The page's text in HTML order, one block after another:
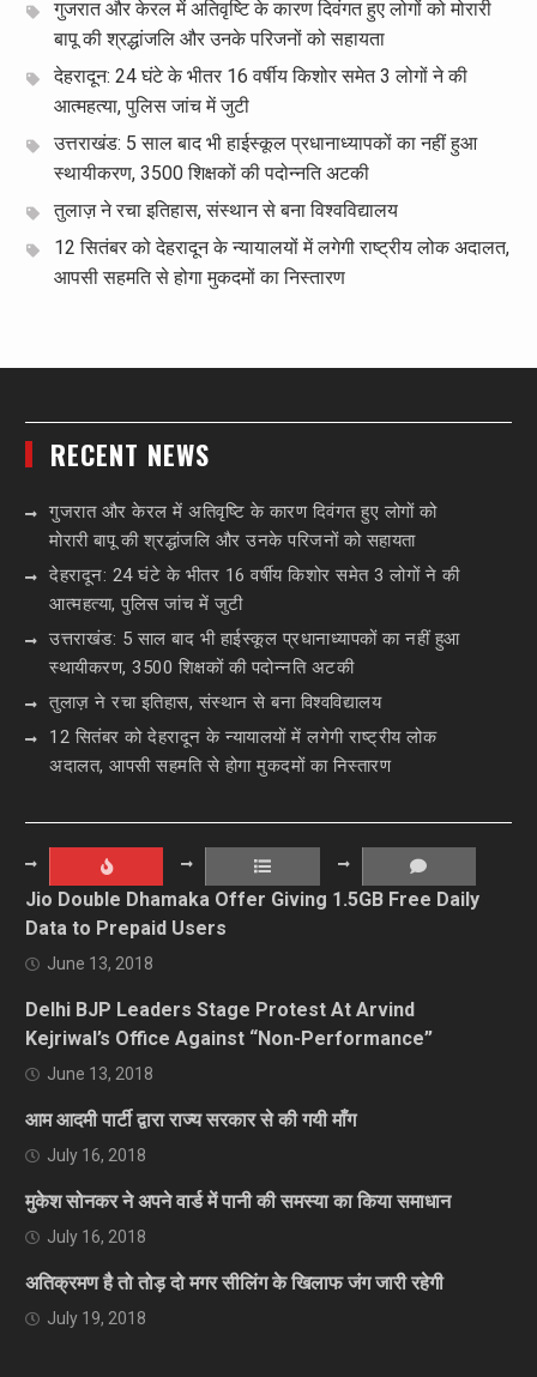
गुजरात और केरल में अतिवृष्टि के कारण दिवंगत हुए लोगों को मोरारी
बापू की श्रद्धांजलि और उनके परिजनों को सहायता
देहरादून: 24 घंटे के भीतर 16 वर्षीय किशोर समेत 3 लोगों ने की
आत्महत्या, पुलिस जांच में जुटी
उत्तराखंड: 5 साल बाद भी हाईस्कूल प्रधानाध्यापकों का नहीं हुआ
स्थायीकरण, 3500 शिक्षकों की पदोन्नति अटकी
तुलाज़ ने रचा इतिहास, संस्थान से बना विश्वविद्यालय
12 सितंबर को देहरादून के न्यायालयों में लगेगी राष्ट्रीय लोक अदालत,
आपसी सहमति से होगा मुकदमों का निस्तारण
RECENT NEWS
गुजरात और केरल में अतिवृष्टि के कारण दिवंगत हुए लोगों को
मोरारी बापू की श्रद्धांजलि और उनके परिजनों को सहायता
देहरादून: 24 घंटे के भीतर 16 वर्षीय किशोर समेत 3 लोगों ने की
आत्महत्या, पुलिस जांच में जुटी
उत्तराखंड: 5 साल बाद भी हाईस्कूल प्रधानाध्यापकों का नहीं हुआ
स्थायीकरण, 3500 शिक्षकों की पदोन्नति अटकी
तुलाज़ ने रचा इतिहास, संस्थान से बना विश्वविद्यालय
12 सितंबर को देहरादून के न्यायालयों में लगेगी राष्ट्रीय लोक
अदालत, आपसी सहमति से होगा मुकदमों का निस्तारण
Jio Double Dhamaka Offer Giving 1.5GB Free Daily
Data to Prepaid Users
June 13, 2018
Delhi BJP Leaders Stage Protest At Arvind
Kejriwal’s Office Against “Non-Performance”
June 13, 2018
आम आदमी पार्टी द्वारा राज्य सरकार से की गयी माँग
July 16, 2018
मुकेश सोनकर ने अपने वार्ड में पानी की समस्या का किया समाधान
July 16, 2018
अतिक्रमण है तो तोड़ दो मगर सीलिंग के खिलाफ जंग जारी रहेगी
July 19, 2018